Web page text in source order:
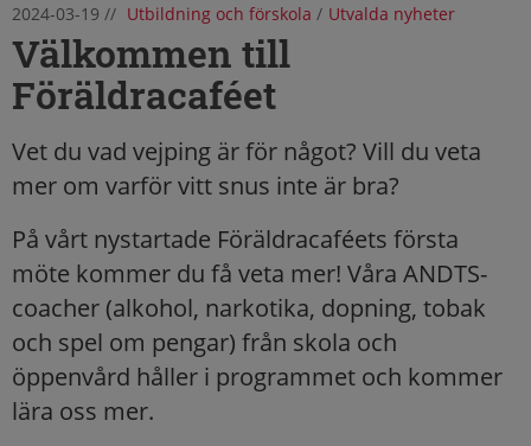
2024-03-19 // Utbildning och förskola / Utvalda nyheter
Välkommen till
Föräldracaféet
Vet du vad vejping är för något? Vill du veta
mer om varför vitt snus inte är bra?
På vårt nystartade Föräldracaféets första
möte kommer du få veta mer! Våra ANDTS-
coacher (alkohol, narkotika, dopning, tobak
och spel om pengar) från skola och
öppenvård håller i programmet och kommer
lära oss mer.